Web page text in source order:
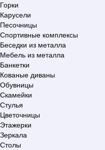
Горки
Карусели
Песочницы
Спортивные комплексы
Беседки из металла
Мебель из металла
Банкетки
Кованые диваны
Обувницы
Скамейки
Стулья
Цветочницы
Этажерки
Зеркала
Столы